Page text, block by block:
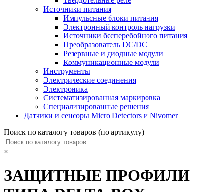
Источники питания
Импульсные блоки питания
Электронный контроль нагрузки
Источники бесперебойного питания
Преобразователь DC/DC
Резервные и диодные модули
Коммуникационные модули
Инструменты
Электрические соединения
Электроника
Систематизированная маркировка
Специализированные решения
Датчики и сенсоры Micro Detectors и Nivomer
Поиск по каталогу товаров (по артикулу)
×
ЗАЩИТНЫЕ ПРОФИЛИ